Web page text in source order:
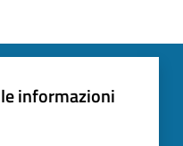
informazioni